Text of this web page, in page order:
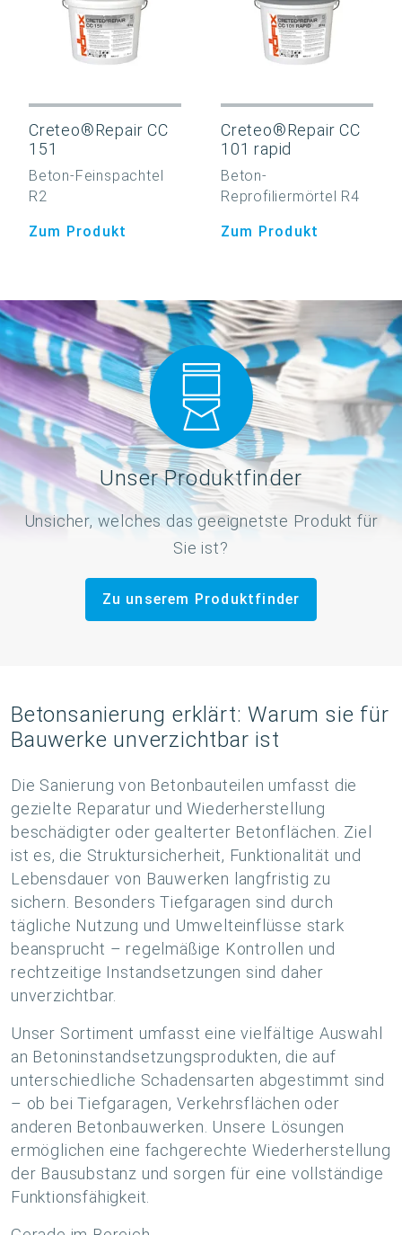
Creteo®Repair CC
151
Beton-Feinspachtel
R2
Zum Produkt
Creteo®Repair CC
101 rapid
Beton-
Reprofiliermörtel R4
Zum Produkt
Unser Produktfinder
Unsicher, welches das geeignetste Produkt für
Sie ist?
Zu unserem Produktfinder
Betonsanierung erklärt: Warum sie für
Bauwerke unverzichtbar ist
Die Sanierung von Betonbauteilen umfasst die
gezielte Reparatur und Wiederherstellung
beschädigter oder gealterter Betonflächen. Ziel
ist es, die Struktursicherheit, Funktionalität und
Lebensdauer von Bauwerken langfristig zu
sichern. Besonders Tiefgaragen sind durch
tägliche Nutzung und Umwelteinflüsse stark
beansprucht – regelmäßige Kontrollen und
rechtzeitige Instandsetzungen sind daher
unverzichtbar.
Unser Sortiment umfasst eine vielfältige Auswahl
an Betoninstandsetzungsprodukten, die auf
unterschiedliche Schadensarten abgestimmt sind
– ob bei Tiefgaragen, Verkehrsflächen oder
anderen Betonbauwerken. Unsere Lösungen
ermöglichen eine fachgerechte Wiederherstellung
der Bausubstanz und sorgen für eine vollständige
Funktionsfähigkeit.